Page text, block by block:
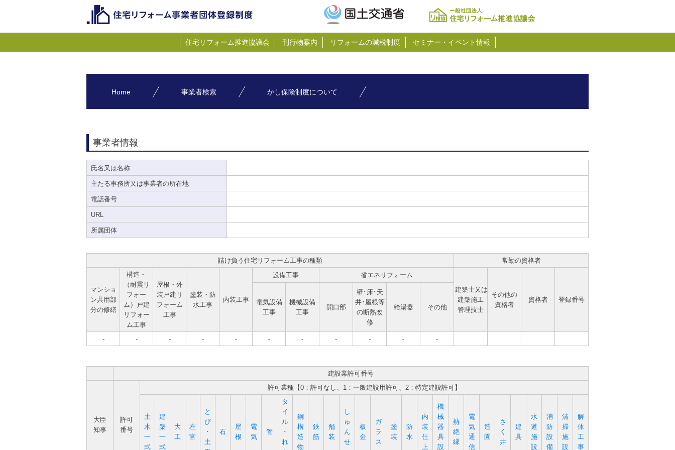
住宅リフォーム推進協議会 刊行物案内 リフォームの減税制度 セミナー・イベント情報
Home 事業者検索 かし保険制度について
事業者情報
氏名又は名称
主たる事務所又は事業者の所在地
電話番号
URL
所属団体
請け負う住宅リフォーム工事の種類 常勤の資格者
マンショ
ン共用部
分の修繕
構造・
（耐震リ
フォー
ム）戸建
リフォー
ム工事
屋根・外
装戸建リ
フォーム
工事
塗装・防
水工事
内装工事
設備工事
省エネリフォーム
建築士又は
建築施工
管理技士
その他の
資格者
資格者 登録番号
電気設備
工事
機械設備
工事
開口部
壁･床･天
井･屋根等
の断熱改
修
給湯器 その他
- - - - - - - - - - -
建設業許可番号
大臣
知事
許可
番号
許可業種【0：許可なし、1：一般建設用許可、2：特定建設許可】
土
木
一
式
建
築
一
式
大
工
左
官
と
び
･
土
石
屋
根
電
気
管
タ
イ
ル
･
れ
鋼
構
造
物
鉄
筋
舗
装
し
ゅ
ん
せ
板
金
ガ
ラ
ス
塗
装
防
水
内
装
仕
上
機
械
器
具
設
熱
絶
縁
電
気
通
信
造
園
さ
く
井
建
具
水
道
施
設
消
防
設
備
清
掃
施
設
解
体
工
事